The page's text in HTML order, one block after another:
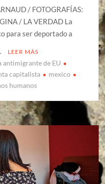
/ FOTOGRAFÍAS:
/ LA VERDAD La
para ser deportado a
LEER MÁS
de EU
capitalista
mexico
humanos